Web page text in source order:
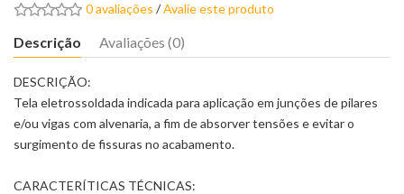
0 avaliações /Avalie este produto
Descrição Avaliações (0)
DESCRIÇÃO:
Tela eletrossoldada indicada para aplicação em junções de pilares
e/ou vigas com alvenaria, a fim de absorver tensões e evitar o
surgimento de fissuras no acabamento.
CARACTERÍTICAS TÉCNICAS: